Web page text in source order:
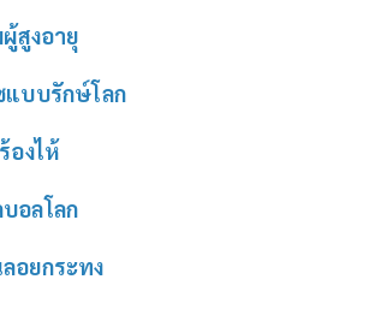
สูงอายุ
แบบรักษ์โลก
องไห้
อลโลก
อยกระทง